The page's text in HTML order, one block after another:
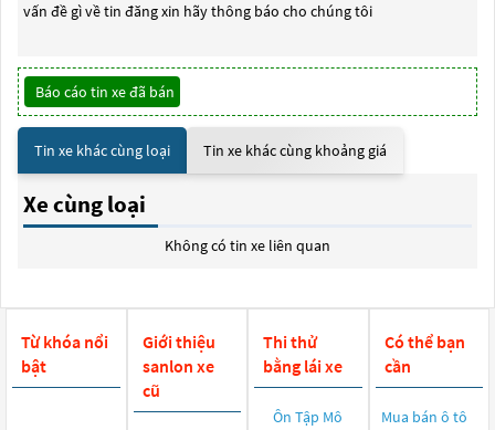
vấn đề gì về tin đăng xin hãy thông báo cho chúng tôi
Báo cáo tin xe đã bán
Tin xe khác cùng loại Tin xe khác cùng khoảng giá
Xe cùng loại
Không có tin xe liên quan
Từ khóa nổi
bật
Giới thiệu
sanlon xe
cũ
Thi thử
bằng lái xe
Ôn Tập Mô
Có thể bạn
cần
Mua bán ô tô